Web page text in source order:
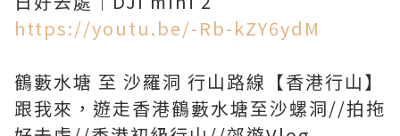
https://youtu.be/-Rb-kZY6ydM
鶴藪水塘 至 沙羅洞 行山路線【香港行山】
跟我來，遊走香港鶴藪水塘至沙螺洞//拍拖